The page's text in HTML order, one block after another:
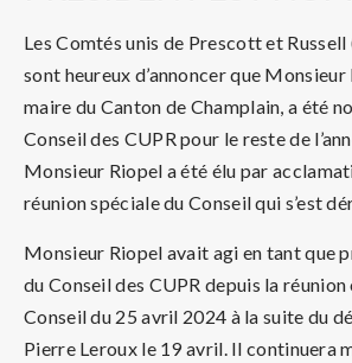
Les Comtés unis de Prescott et Russell
sont heureux d’annoncer que
maire du Canton de Champlain, a été
Conseil des CUPR pour le reste de
Monsieur Riopel a été élu par
réunion spéciale du Conseil qui s’est
Monsieur Riopel avait agi en tant que
du Conseil des CUPR depuis la
Conseil du 25 avril 2024 à la suite du
Pierre Leroux le 19 avril. Il continuera